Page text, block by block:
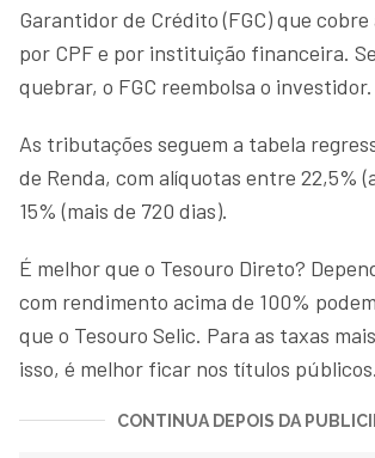
Garantidor de Crédito (FGC) que cobre
por CPF e por instituição financeira.
quebrar, o FGC reembolsa o investidor.
As tributações seguem a tabela
de Renda, com alíquotas entre 22,5%
15% (mais de 720 dias).
É melhor que o Tesouro Direto?
com rendimento acima de 100%
que o Tesouro Selic. Para as taxas
isso, é melhor ficar nos títulos públicos.
CONTINUA DEPOIS DA